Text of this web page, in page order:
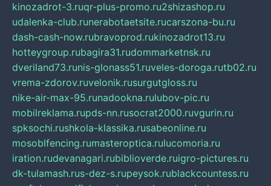
kinozadrot-3.ruqr-plus-promo.ru2shizashop.ru
udalenka-club.runerabotaetsite.rucarszona-bu.ru
dash-cash-now.rubravoprod.rukinozadrot13.ru
hotteygroup.rubagira31.rudommarketnsk.ru
dveriland73.runis-glonass51.ruveles-doroga.rutb02.ru
vrema-zdorov.ruvelonik.rusurgutgloss.ru
nike-air-max-95.runadookna.rulubov-pic.ru
mobilreklama.rupds-nn.rusocrat2000.ruvgurin.ru
spksochi.rushkola-klassika.rusabeonline.ru
mosoblfencing.rumasteroptica.rulucomoria.ru
iration.rudevanagari.rubiblioverde.ruigro-pictures.ru
dk-tulamash.rus-dez-s.rupeysok.rublackcountess.ru